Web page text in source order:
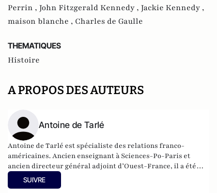
Perrin , John Fitzgerald Kennedy , Jackie Kennedy ,
maison blanche , Charles de Gaulle
THEMATIQUES
Histoire
A PROPOS DES AUTEURS
Antoine de Tarlé
Antoine de Tarlé est spécialiste des relations franco-
américaines. Ancien enseignant à Sciences-Po-Paris et
ancien directeur général adjoint d’Ouest-France, il a été
coauteur de nombreux ouvrages, notamment Television and
Political Life, Les Enjeux de la fin du siècle, Dictionnaire de
SUIVRE